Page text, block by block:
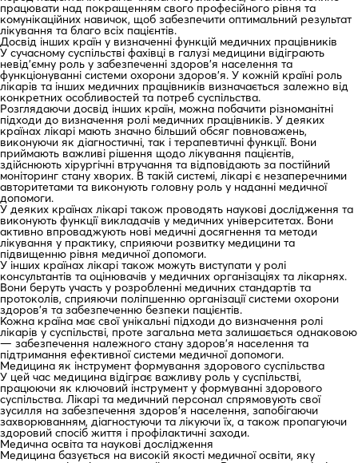
працювати над покращенням свого професійного рівня та
комунікаційних навичок, щоб забезпечити оптимальний результат
лікування та благо всіх пацієнтів.
Досвід інших країн у визначенні функцій медичних працівників
У сучасному суспільстві фахівці в галузі медицини відіграють
невід’ємну роль у забезпеченні здоров’я населення та
функціонуванні системи охорони здоров’я. У кожній країні роль
лікарів та інших медичних працівників визначається залежно від
конкретних особливостей та потреб суспільства.
Розглядаючи досвід інших країн, можна побачити різноманітні
підходи до визначення ролі медичних працівників. У деяких
країнах лікарі мають значно більший обсяг повноважень,
виконуючи як діагностичні, так і терапевтичні функції. Вони
приймають важливі рішення щодо лікування пацієнтів,
здійснюють хірургічні втручання та відповідають за постійний
моніторинг стану хворих. В такій системі, лікарі є незаперечними
авторитетами та виконують головну роль у наданні медичної
допомоги.
У деяких країнах лікарі також проводять наукові дослідження та
виконують функції викладачів у медичних університетах. Вони
активно впроваджують нові медичні досягнення та методи
лікування у практику, сприяючи розвитку медицини та
підвищенню рівня медичної допомоги.
У інших країнах лікарі також можуть виступати у ролі
консультантів та оцінювачів у медичних організаціях та лікарнях.
Вони беруть участь у розробленні медичних стандартів та
протоколів, сприяючи поліпшенню організації системи охорони
здоров’я та забезпеченню безпеки пацієнтів.
Кожна країна має свої унікальні підходи до визначення ролі
лікарів у суспільстві, проте загальна мета залишається однаковою
— забезпечення належного стану здоров’я населення та
підтримання ефективної системи медичної допомоги.
Медицина як інструмент формування здорового суспільства
У цей час медицина відіграє важливу роль у суспільстві,
працюючи як ключовий інструмент у формуванні здорового
суспільства. Лікарі та медичний персонал спрямовують свої
зусилля на забезпечення здоров’я населення, запобігаючи
захворюванням, діагностуючи та лікуючи їх, а також пропагуючи
здоровий спосіб життя і профілактичні заходи.
Медична освіта та наукові дослідження
Медицина базується на високій якості медичної освіти, яку